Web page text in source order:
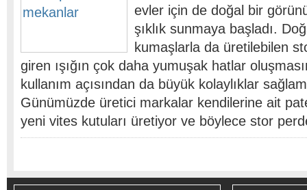
evler için de doğal bir
şıklık sunmaya başladı.
kumaşlarla da üretilebilen
giren ışığın çok daha yumuşak hatlar
kullanım açısından da büyük kolaylıklar
Günümüzde üretici markalar kendilerine ait
yeni vites kutuları üretiyor ve böylece stor